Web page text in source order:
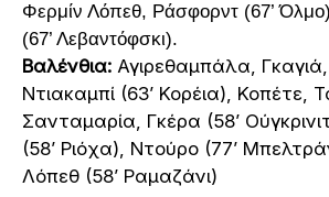
Φερμίν Λόπεθ, Ράσφορντ (67’
(67’ Λεβαντόφσκι).
Βαλένθια: Αγιρεθαμπάλα,
Ντιακαμπί (63’ Κορέια), Κοπέτε,
Σανταμαρία, Γκέρα (58’
(58’ Ριόχα), Ντούρο (77’
Λόπεθ (58’ Ραμαζάνι)